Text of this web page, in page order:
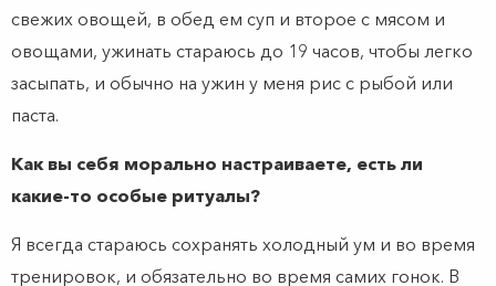
свежих овощей, в обед ем суп и второе с мясом и
овощами, ужинать стараюсь до 19 часов, чтобы легко
засыпать, и обычно на ужин у меня рис с рыбой или
паста.
Как вы себя морально настраиваете, есть ли
какие-то особые ритуалы?
Я всегда стараюсь сохранять холодный ум и во время
тренировок, и обязательно во время самих гонок. В